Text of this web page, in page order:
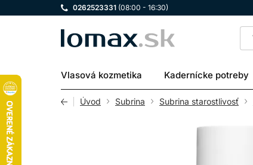
0262523331 (08:00 - 16:30)
LOMAX
Vlasová kozmetika Kadernícke potreby
Úvod Subrina Subrina starostlivosť